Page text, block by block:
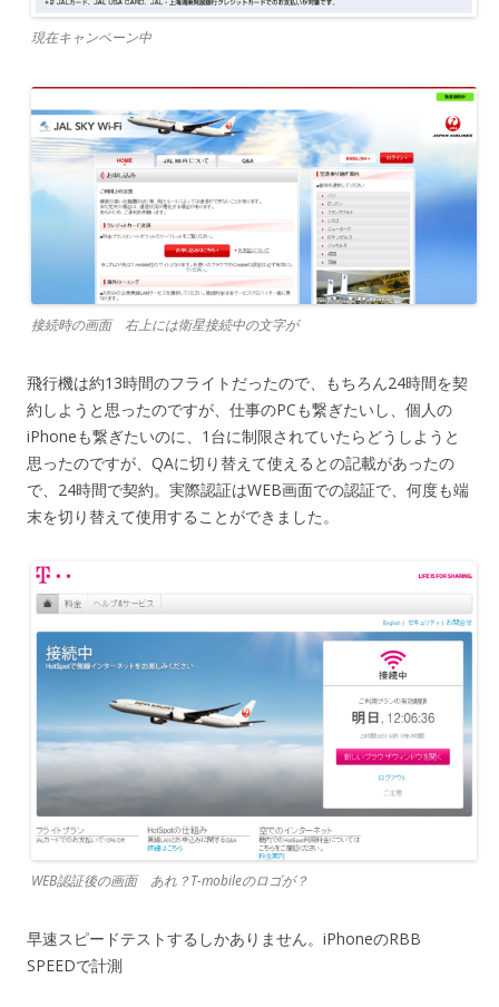
現在キャンペーン中
接続時の画面 右上には衛星接続中の文字が
飛行機は約13時間のフライトだったので、もちろん24時間を契
約しようと思ったのですが、仕事のPCも繋ぎたいし、個人の
iPhoneも繋ぎたいのに、1台に制限されていたらどうしようと
思ったのですが、QAに切り替えて使えるとの記載があったの
で、24時間で契約。実際認証はWEB画面での認証で、何度も端
末を切り替えて使用することができました。
WEB認証後の画面 あれ？T-mobileのロゴが？
早速スピードテストするしかありません。iPhoneのRBB
SPEEDで計測